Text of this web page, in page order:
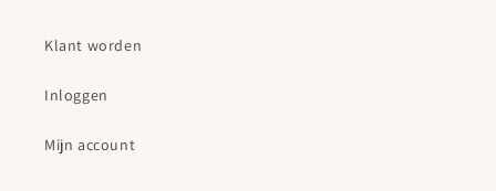
Klant worden
Inloggen
Mijn account